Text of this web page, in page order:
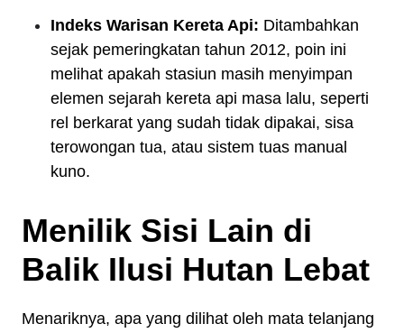
Indeks Warisan Kereta Api: Ditambahkan
sejak pemeringkatan tahun 2012, poin ini
melihat apakah stasiun masih menyimpan
elemen sejarah kereta api masa lalu, seperti
rel berkarat yang sudah tidak dipakai, sisa
terowongan tua, atau sistem tuas manual
kuno.
Menilik Sisi Lain di
Balik Ilusi Hutan Lebat
Menariknya, apa yang dilihat oleh mata telanjang